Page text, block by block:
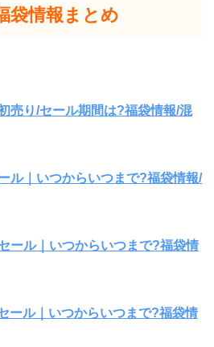
袋情報まとめ
売り/セール期間は?福袋情報/混
ル｜いつからいつまで?福袋情報/
ール｜いつからいつまで?福袋情
ール｜いつからいつまで?福袋情